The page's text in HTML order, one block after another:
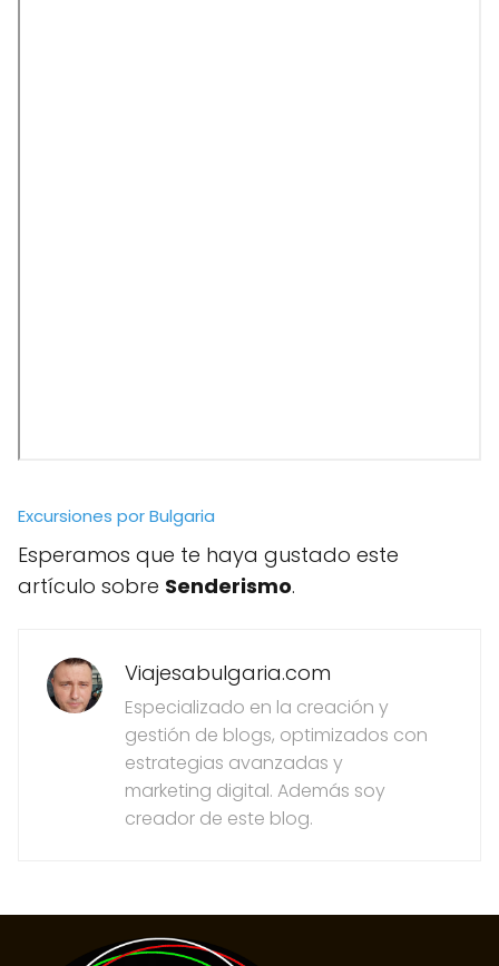
Excursiones por Bulgaria
Esperamos que te haya gustado este
artículo sobre Senderismo.
Viajesabulgaria.com
Especializado en la creación y
gestión de blogs, optimizados con
estrategias avanzadas y
marketing digital. Además soy
creador de este blog.